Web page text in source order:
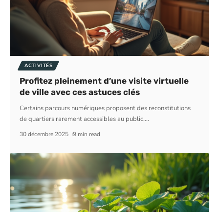
ACTIVITÉS
Profitez pleinement d’une visite virtuelle
de ville avec ces astuces clés
Certains parcours numériques proposent des reconstitutions
de quartiers rarement accessibles au public,…
30 décembre 2025 9 min read